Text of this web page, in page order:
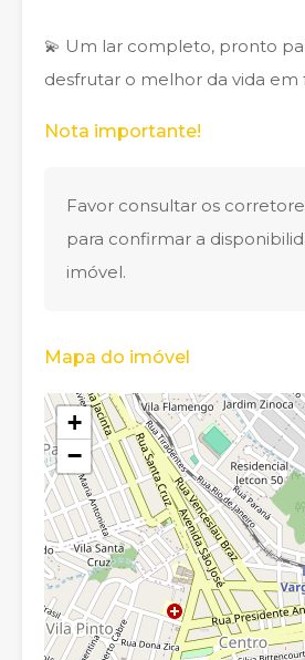
💫 Um lar completo, pronto
desfrutar o melhor da vida em
Nota importante!
Favor consultar os
para confirmar a
imóvel.
Mapa do imóvel
+
−